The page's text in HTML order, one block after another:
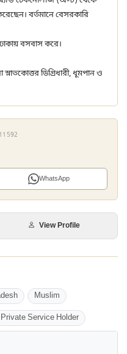
বর্তমানে বেসরকারি
বসবাস করে।
ডিগ্রিধারী, ধূমপান ও
WhatsApp
View Profile
Muslim
Private Service Holder